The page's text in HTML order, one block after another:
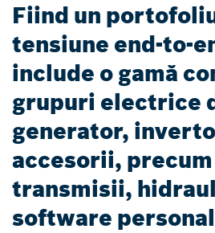
Fiind un
tensiune end-to-
include o gamă
grupuri electrice
generator,
accesorii,
transmisii,
software